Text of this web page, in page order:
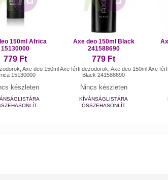
150ml Africa
15130000
779 Ft
Axe deo 150ml
15130000
készleten
Axe deo 150ml Black
241588690
779 Ft
Axe férfi dezodorok, Axe deo 150ml
Black 241588690
Nincs készleten
KÍVÁNSÁGLISTÁRA
ÖSSZEHASONLÍT
Axe